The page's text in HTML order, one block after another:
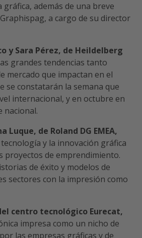
además de una breve
a cargo de su director
y Sara Pérez, de Heildelberg
grandes tendencias tanto
mercado que impactan en el
se constatarán la semana que
internacional, y en octubre en
nacional.
Luque, de Roland DG EMEA,
y la innovación gráfica
proyectos de emprendimiento.
de éxito y modelos de
sectores con la impresión como
centro tecnológico Eurecat,
impresa como un nicho de
las empresas gráficas y de